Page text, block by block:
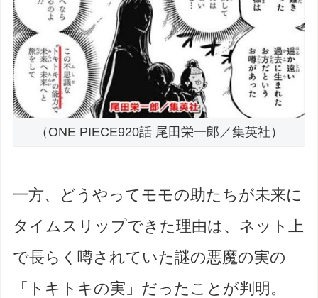
（ONE PIECE920話 尾田栄一郎／集英社）
一方、どうやってモモの助たちが未来に
タイムスリップできた理由は、ネット上
で長らく噂されていた謎の悪魔の実の
「トキトキの実」だったことが判明。